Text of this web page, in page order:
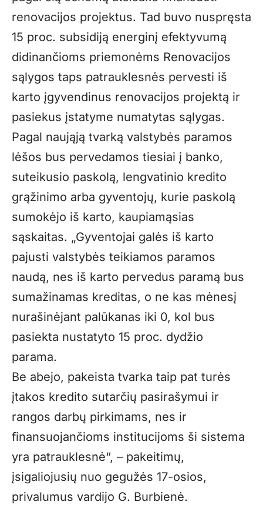
renovacijos projektus. Tad buvo nuspręsta
15 proc. subsidiją energinį efektyvumą
didinančioms priemonėms Renovacijos
sąlygos taps patrauklesnės pervesti iš
karto įgyvendinus renovacijos projektą ir
pasiekus įstatyme numatytas sąlygas.
Pagal naująją tvarką valstybės paramos
lėšos bus pervedamos tiesiai į banko,
suteikusio paskolą, lengvatinio kredito
grąžinimo arba gyventojų, kurie paskolą
sumokėjo iš karto, kaupiamąsias
sąskaitas. „Gyventojai galės iš karto
pajusti valstybės teikiamos paramos
naudą, nes iš karto pervedus paramą bus
sumažinamas kreditas, o ne kas mėnesį
nurašinėjant palūkanas iki 0, kol bus
pasiekta nustatyto 15 proc. dydžio
parama.
Be abejo, pakeista tvarka taip pat turės
įtakos kredito sutarčių pasirašymui ir
rangos darbų pirkimams, nes ir
finansuojančioms institucijoms ši sistema
yra patrauklesnė“, – pakeitimų,
įsigaliojusių nuo gegužės 17-osios,
privalumus vardijo G. Burbienė.